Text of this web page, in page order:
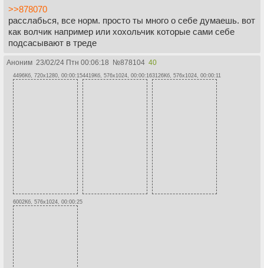
>>878070
расслабься, все норм. просто ты много о себе думаешь. вот
как волчик например или хохольчик которые сами себе
подсасывают в треде
Аноним 23/02/24 Птн 00:06:18 №878104 40
4496Кб, 720x1280, 00:00:154419Кб, 576x1024, 00:00:163126Кб, 576x1024, 00:00:11
6002Кб, 576x1024, 00:00:25